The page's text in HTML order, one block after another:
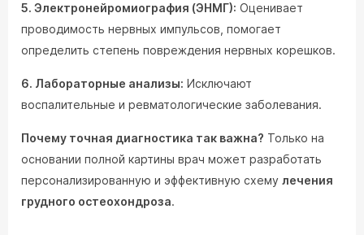
5. Электронейромиография (ЭНМГ): Оценивает
проводимость нервных импульсов, помогает
определить степень повреждения нервных корешков.
6. Лабораторные анализы: Исключают
воспалительные и ревматологические заболевания.
Почему точная диагностика так важна? Только на
основании полной картины врач может разработать
персонализированную и эффективную схему лечения
грудного остеохондроза.